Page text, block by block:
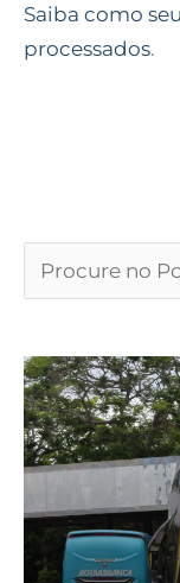
Saiba como
processados.